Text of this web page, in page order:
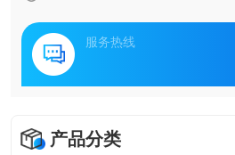
服务热线
产品分类